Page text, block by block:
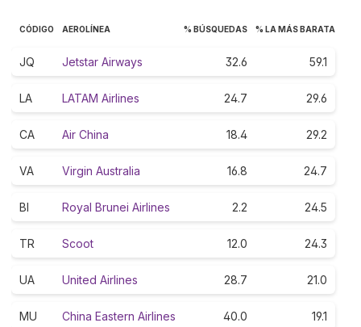
CÓDIGO AEROLÍNEA % BÚSQUEDAS % LA MÁS BARATA
JQ Jetstar Airways 32.6 59.1
LA LATAM Airlines 24.7 29.6
CA Air China 18.4 29.2
VA Virgin Australia 16.8 24.7
BI Royal Brunei Airlines 2.2 24.5
TR Scoot 12.0 24.3
UA United Airlines 28.7 21.0
MU China Eastern Airlines 40.0 19.1